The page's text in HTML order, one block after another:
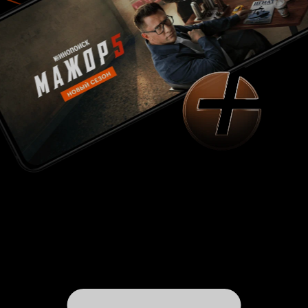
признать, что «Миссия Дарвина» все же не
избежала наличия множества провисающих
сцен, которые серьезно притормаживают
развитие сюжета и по сути ни к чему не
приводят. Когда Йетмену необходимо показать
заводной экшен, его работа выглядит
эффектно и убедительно. Графические приемы
позволяют наделить морских свинок
небывалыми умениями и они не вызывают
никаких логических вопросов, так как сам
фильм носит откровенно несерьезный
характер и призван банально развлекать. Когда
же режиссеру приходится останавливаться на
диалоги и развитие характеров, «Миссия
придется набраться терпения и занять свои